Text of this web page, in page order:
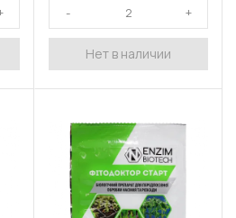
Нет в наличии